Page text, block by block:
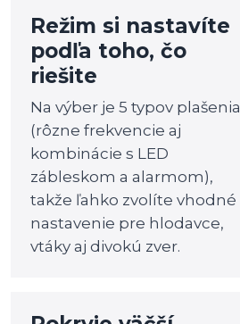
Režim si nastavíte
podľa toho, čo
riešite
Na výber je 5 typov plašenia
(rôzne frekvencie aj
kombinácie s LED
zábleskom a alarmom),
takže ľahko zvolíte vhodné
nastavenie pre hlodavce,
vtáky aj divokú zver.